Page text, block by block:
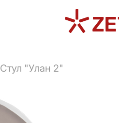
Стул "Улан 2"